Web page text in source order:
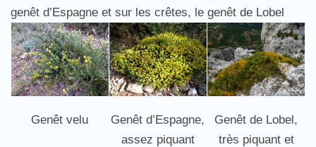
genêt d’Espagne et sur les crêtes, le genêt de Lobel
Genêt velu
Genêt d’Espagne,
assez piquant
Genêt de Lobel,
très piquant et